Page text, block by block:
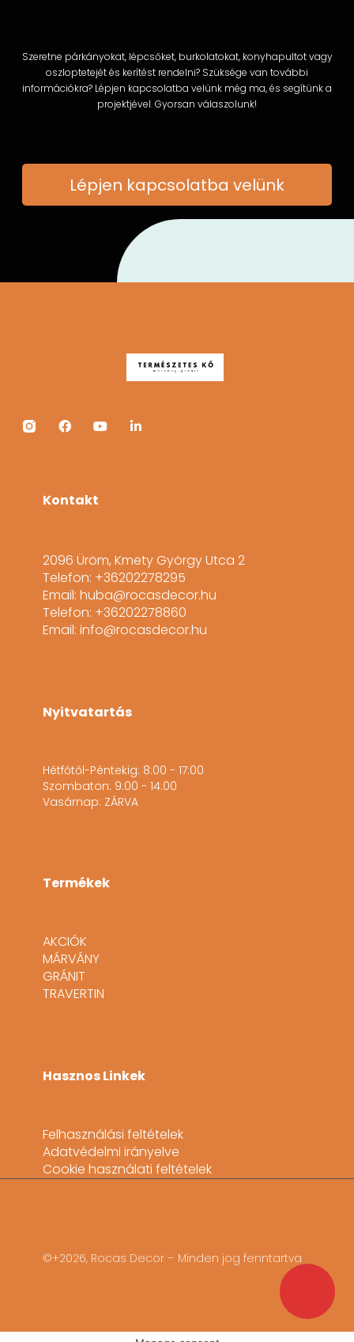
Szeretne párkányokat, lépcsőket, burkolatokat, konyhapultot vagy
oszloptetejét és kerítést rendelni? Szüksége van további
információkra? Lépjen kapcsolatba velünk még ma, és segítünk a
projektjével. Gyorsan válaszolunk!
Lépjen kapcsolatba velünk
Kontakt
2096 Üröm, Kmety György Utca 2
Telefon: +36202278295
Email: huba@rocasdecor.hu
Telefon: +36202278860
Email: info@rocasdecor.hu
Nyitvatartás
Hétfőtől-Péntekig: 8:00 - 17:00
Szombaton: 9:00 - 14:00
Vasárnap: ZÁRVA
Termékek
AKCIÓK
MÁRVÁNY
GRÁNIT
TRAVERTIN
Hasznos Linkek
Felhasználási feltételek
Adatvédelmi irányelve
Cookie használati feltételek
©+2026, Rocas Decor – Minden jog fenntartva